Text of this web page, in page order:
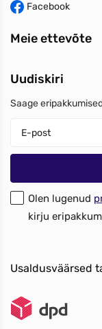
Facebook
Meie ettevõte
Uudiskiri
Saage
Olen lugenud
kirju
Usaldusväärsed